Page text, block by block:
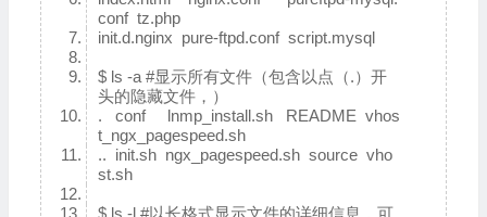
conf tz.php
init.d.nginx pure-ftpd.conf script.mysql
$ ls -a #显示所有文件（包含以点（.）开
头的隐藏文件，）
. conf lnmp_install.sh README vhos
t_ngx_pagespeed.sh
.. init.sh ngx_pagespeed.sh source vho
st.sh
$ ls -l #以长格式显示文件的详细信息，可